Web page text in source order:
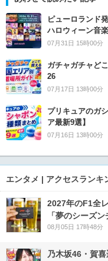
ピューロランド
ハロウィーン音
07月31日 15時00分
ガチャガチャど
26
07月17日 13時00分
プリキュアのガ
ア最新9選】
07月16日 13時00分
エンタメ | アクセスランキ
2027年のF1全
「夢のシーズ
08月05日 17時48分
乃木坂46・賀